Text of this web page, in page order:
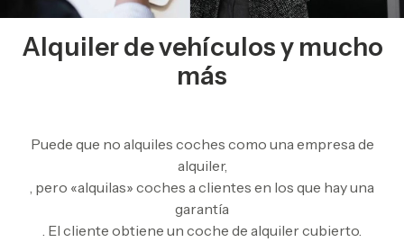
Alquiler de vehículos y mucho
más
Puede que no alquiles coches como una empresa de
alquiler,
, pero «alquilas» coches a clientes en los que hay una
garantía
. El cliente obtiene un coche de alquiler cubierto.